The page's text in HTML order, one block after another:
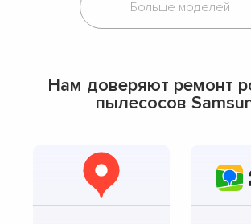
Больше моделей
Нам доверяют ремонт
пылесосов